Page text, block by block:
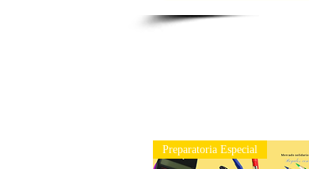
Preparatoria Especial